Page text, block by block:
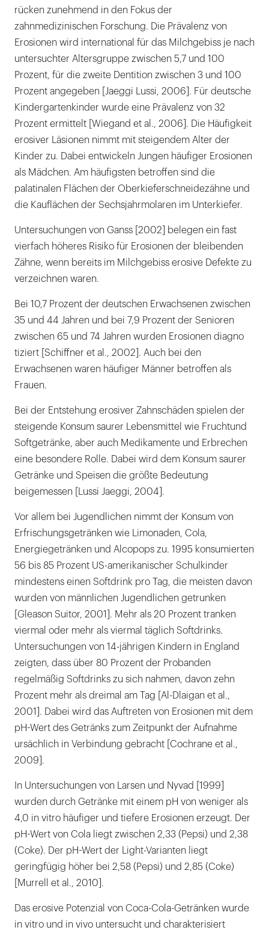
rücken zunehmend in den Fokus der
zahnmedizinischen Forschung. Die Prävalenz von
Erosionen wird international für das Milchgebiss je nach
untersuchter Altersgruppe zwischen 5,7 und 100
Prozent, für die zweite Dentition zwischen 3 und 100
Prozent angegeben [Jaeggi Lussi, 2006]. Für deutsche
Kindergartenkinder wurde eine Prävalenz von 32
Prozent ermittelt [Wiegand et al., 2006]. Die Häufigkeit
erosiver Läsionen nimmt mit steigendem Alter der
Kinder zu. Dabei entwickeln Jungen häufiger Erosionen
als Mädchen. Am häufigsten betroffen sind die
palatinalen Flächen der Oberkieferschneidezähne und
die Kauflächen der Sechsjahrmolaren im Unterkiefer.
Untersuchungen von Ganss [2002] belegen ein fast
vierfach höheres Risiko für Erosionen der bleibenden
Zähne, wenn bereits im Milchgebiss erosive Defekte zu
verzeichnen waren.
Bei 10,7 Prozent der deutschen Erwachsenen zwischen
35 und 44 Jahren und bei 7,9 Prozent der Senioren
zwischen 65 und 74 Jahren wurden Erosionen diagno
tiziert [Schiffner et al., 2002]. Auch bei den
Erwachsenen waren häufiger Männer betroffen als
Frauen.
Bei der Entstehung erosiver Zahnschäden spielen der
steigende Konsum saurer Lebensmittel wie Fruchtund
Softgetränke, aber auch Medikamente und Erbrechen
eine besondere Rolle. Dabei wird dem Konsum saurer
Getränke und Speisen die größte Bedeutung
beigemessen [Lussi Jaeggi, 2004].
Vor allem bei Jugendlichen nimmt der Konsum von
Erfrischungsgetränken wie Limonaden, Cola,
Energiegetränken und Alcopops zu. 1995 konsumierten
56 bis 85 Prozent US-amerikanischer Schulkinder
mindestens einen Softdrink pro Tag, die meisten davon
wurden von männlichen Jugendlichen getrunken
[Gleason Suitor, 2001]. Mehr als 20 Prozent tranken
viermal oder mehr als viermal täglich Softdrinks.
Untersuchungen von 14-jährigen Kindern in England
zeigten, dass über 80 Prozent der Probanden
regelmäßig Softdrinks zu sich nahmen, davon zehn
Prozent mehr als dreimal am Tag [Al-Dlaigan et al.,
2001]. Dabei wird das Auftreten von Erosionen mit dem
pH-Wert des Getränks zum Zeitpunkt der Aufnahme
ursächlich in Verbindung gebracht [Cochrane et al.,
2009].
In Untersuchungen von Larsen und Nyvad [1999]
wurden durch Getränke mit einem pH von weniger als
4,0 in vitro häufiger und tiefere Erosionen erzeugt. Der
pH-Wert von Cola liegt zwischen 2,33 (Pepsi) und 2,38
(Coke). Der pH-Wert der Light-Varianten liegt
geringfügig höher bei 2,58 (Pepsi) und 2,85 (Coke)
[Murrell et al., 2010].
Das erosive Potenzial von Coca-Cola-Getränken wurde
in vitro und in vivo untersucht und charakterisiert